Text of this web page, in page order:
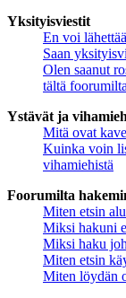
Yksityisviestit
En voi
Saan
Olen saanut
tältä
Ystävät ja
Mitä ovat
Kuinka voin
vihamiehistä
Foorumilta
Miten etsin
Miksi hakuni
Miksi haku
Miten etsin
Miten löydän